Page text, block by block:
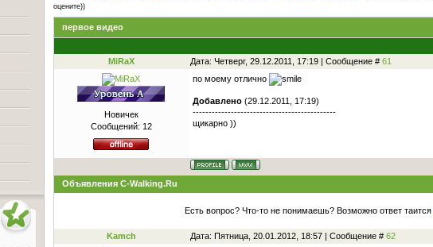
оцените))
первое видео
MiRaX Дата: Четверг, 29.12.2011, 17:19 | Сообщение # 61
Новичек
Сообщений: 12
по моему отлично
Добавлено(29.12.2011, 17:19)
---------------------------------------------
щикарно ))
Объявления C-Walking.Ru
Есть вопрос? Что-то не понимаешь? Возможно ответ таится
Kamch Дата: Пятница, 20.01.2012, 18:57 | Сообщение # 62